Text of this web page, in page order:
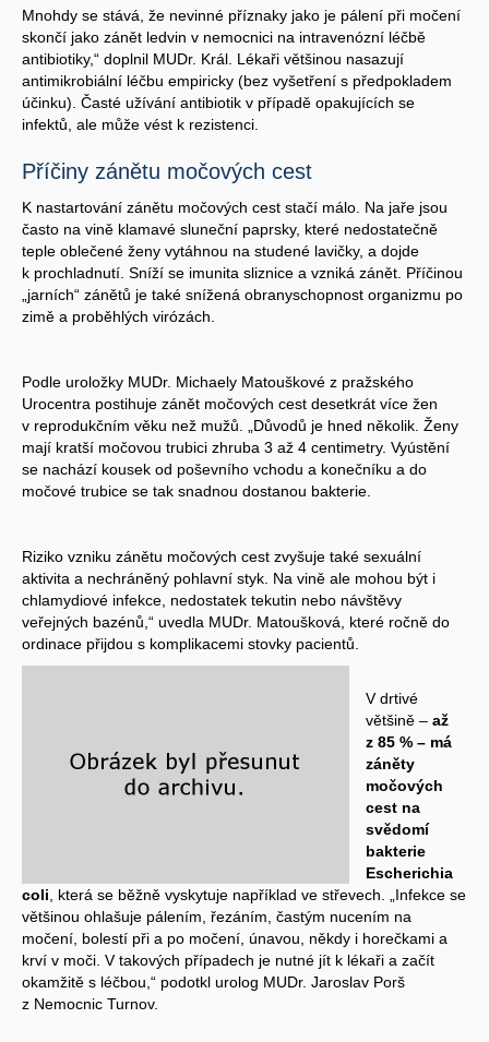
Mnohdy se stává, že nevinné příznaky jako je pálení při močení
skončí jako zánět ledvin v nemocnici na intravenózní léčbě
antibiotiky,“ doplnil MUDr. Král. Lékaři většinou nasazují
antimikrobiální léčbu empiricky (bez vyšetření s předpokladem
účinku). Časté užívání antibiotik v případě opakujících se
infektů, ale může vést k rezistenci.
Příčiny zánětu močových cest
K nastartování zánětu močových cest stačí málo. Na jaře jsou
často na vině klamavé sluneční paprsky, které nedostatečně
teple oblečené ženy vytáhnou na studené lavičky, a dojde
k prochladnutí. Sníží se imunita sliznice a vzniká zánět. Příčinou
„jarních“ zánětů je také snížená obranyschopnost organizmu po
zimě a proběhlých virózách.
Podle uroložky MUDr. Michaely Matouškové z pražského
Urocentra postihuje zánět močových cest desetkrát více žen
v reprodukčním věku než mužů. „Důvodů je hned několik. Ženy
mají kratší močovou trubici zhruba 3 až 4 centimetry. Vyústění
se nachází kousek od poševního vchodu a konečníku a do
močové trubice se tak snadnou dostanou bakterie.
Riziko vzniku zánětu močových cest zvyšuje také sexuální
aktivita a nechráněný pohlavní styk. Na vině ale mohou být i
chlamydiové infekce, nedostatek tekutin nebo návštěvy
veřejných bazénů,“ uvedla MUDr. Matoušková, které ročně do
ordinace přijdou s komplikacemi stovky pacientů.
V drtivé
většině – až
z 85 % – má
záněty
močových
cest na
svědomí
bakterie
Escherichia
coli , která se běžně vyskytuje například ve střevech. „Infekce se
většinou ohlašuje pálením, řezáním, častým nucením na
močení, bolestí při a po močení, únavou, někdy i horečkami a
krví v moči. V takových případech je nutné jít k lékaři a začít
okamžitě s léčbou,“ podotkl urolog MUDr. Jaroslav Porš
z Nemocnic Turnov.